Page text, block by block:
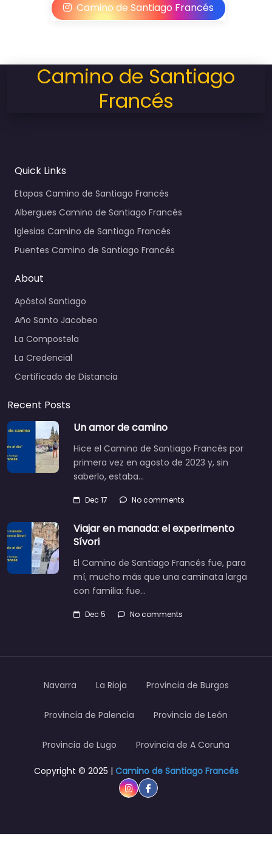
Camino de Santiago Francés
Camino de Santiago
Francés
Quick Links
Etapas Camino de Santiago Francés
Albergues Camino de Santiago Francés
Iglesias Camino de Santiago Francés
Puentes Camino de Santiago Francés
About
Apóstol Santiago
Año Santo Jacobeo
La Compostela
La Credencial
Certificado de Distancia
Recent Posts
Un amor de camino
Hice el Camino de Santiago Francés por
primera vez en agosto de 2023 y, sin
saberlo, estaba…
Dec 17 No comments
Viajar en manada: el experimento
Sívori
El Camino de Santiago Francés fue, para
mí, mucho más que una caminata larga
con familia: fue…
Dec 5 No comments
Navarra La Rioja Provincia de Burgos
Provincia de Palencia Provincia de León
Provincia de Lugo Provincia de A Coruña
Copyright © 2025 | Camino de Santiago Francés